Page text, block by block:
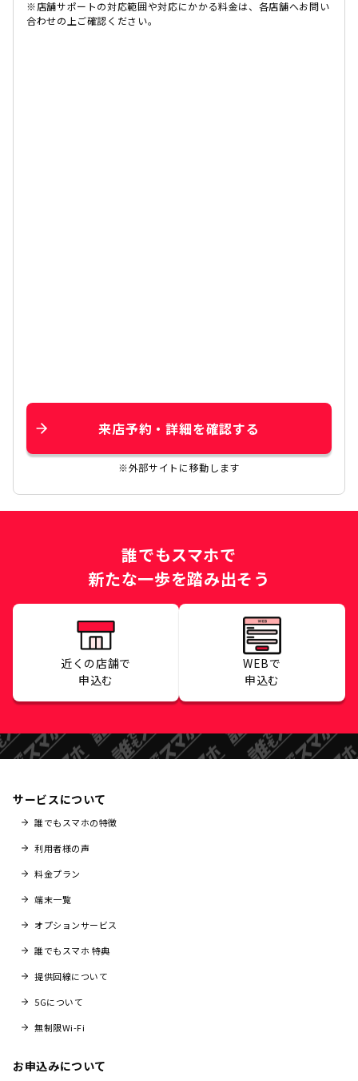
※店舗サポートの対応範囲や対応にかかる料金は、各店舗へお問い
合わせの上ご確認ください。
来店予約・詳細を確認する
※外部サイトに移動します
誰でもスマホで
新たな一歩を踏み出そう
近くの店舗で
申込む
WEBで
申込む
サービスについて
誰でもスマホの特徴
利用者様の声
料金プラン
端末一覧
オプションサービス
誰でもスマホ 特典
提供回線について
5Gについて
無制限Wi-Fi
お申込みについて